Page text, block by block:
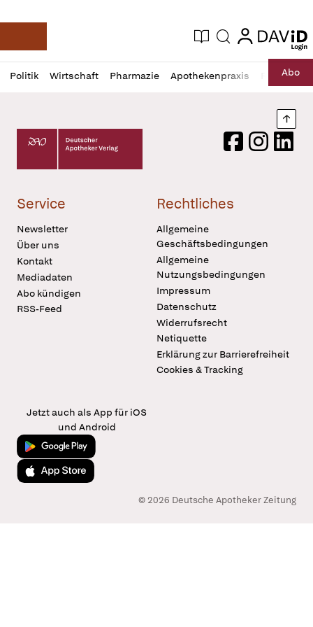
Deutsche Apotheker Zeitung
Aktuelle Ausgabe
Suche login
login
Politik Wirtschaft Pharmazie Apothekenpraxis RechtAbo
Profil
öffnen
Daz
Pur
Deutscher Apotheker Verlag Logo
FacebookInstagram
Service
Newsletter
Über uns
Kontakt
Mediadaten
Abo kündigen
RSS-Feed
Rechtliches
Allgemeine
Geschäftsbedingungen
Allgemeine
Nutzungsbedingungen
Impressum
Datenschutz
Widerrufsrecht
Netiquette
Erklärung zur Barrierefreiheit
Cookies & Tracking
Jetzt auch als App für iOS
und Android
Jetzt bei Google Play
Laden im App Store
© 2026 Deutsche Apotheker Zeitung